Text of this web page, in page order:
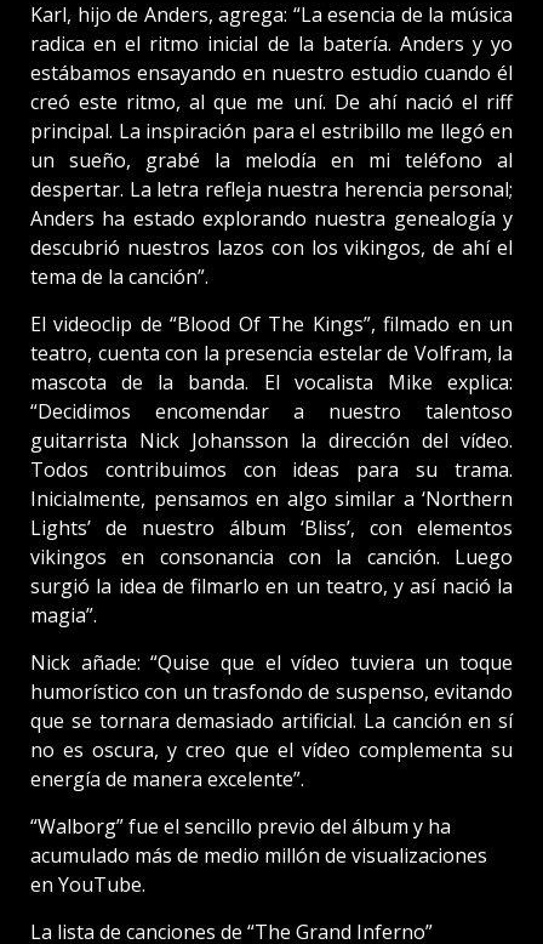
Karl, hijo de Anders, agrega: “La esencia de la música
radica en el ritmo inicial de la batería. Anders y yo
estábamos ensayando en nuestro estudio cuando él
creó este ritmo, al que me uní. De ahí nació el riff
principal. La inspiración para el estribillo me llegó en
un sueño, grabé la melodía en mi teléfono al
despertar. La letra refleja nuestra herencia personal;
Anders ha estado explorando nuestra genealogía y
descubrió nuestros lazos con los vikingos, de ahí el
tema de la canción”.
El videoclip de “Blood Of The Kings”, filmado en un
teatro, cuenta con la presencia estelar de Volfram, la
mascota de la banda. El vocalista Mike explica:
“Decidimos encomendar a nuestro talentoso
guitarrista Nick Johansson la dirección del vídeo.
Todos contribuimos con ideas para su trama.
Inicialmente, pensamos en algo similar a ‘Northern
Lights’ de nuestro álbum ‘Bliss’, con elementos
vikingos en consonancia con la canción. Luego
surgió la idea de filmarlo en un teatro, y así nació la
magia”.
Nick añade: “Quise que el vídeo tuviera un toque
humorístico con un trasfondo de suspenso, evitando
que se tornara demasiado artificial. La canción en sí
no es oscura, y creo que el vídeo complementa su
energía de manera excelente”.
“Walborg” fue el sencillo previo del álbum y ha
acumulado más de medio millón de visualizaciones
en YouTube.
La lista de canciones de “The Grand Inferno”